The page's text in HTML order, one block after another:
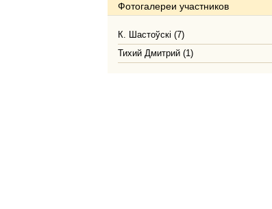
Фотогалереи участников
К. Шастоўскі (7)
Тихий Дмитрий (1)